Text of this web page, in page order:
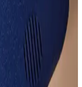
tasarım, ses
sağlanıyor.
ve
ve hareket özgürlüğü
modeller ve fiyat